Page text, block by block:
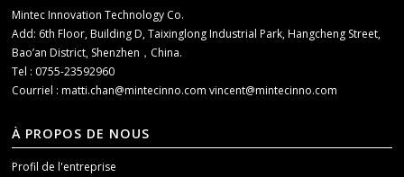
Mintec Innovation Technology Co.
Add: 6th Floor, Building D, Taixinglong Industrial Park, Hangcheng Street,
Bao’an District, Shenzhen，China.
Tel : 0755-23592960
Courriel :matti.chan@mintecinno.comvincent@mintecinno.com
À PROPOS DE NOUS
Profil de l'entreprise